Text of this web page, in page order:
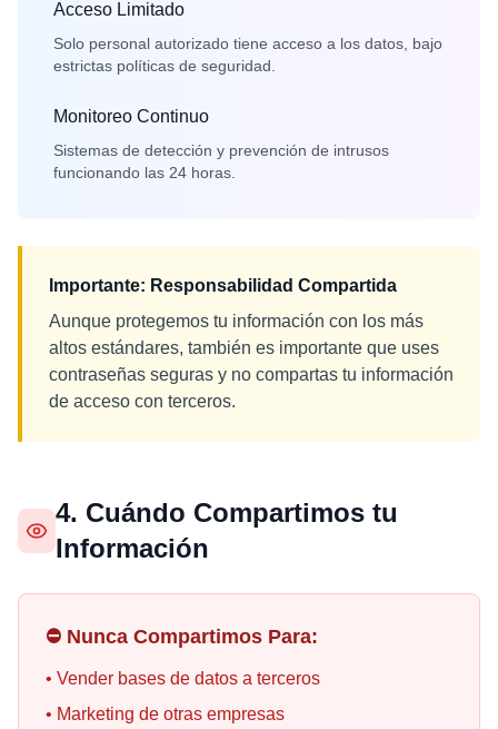
Acceso Limitado
Solo personal autorizado tiene acceso a los datos, bajo
estrictas políticas de seguridad.
Monitoreo Continuo
Sistemas de detección y prevención de intrusos
funcionando las 24 horas.
Importante: Responsabilidad Compartida
Aunque protegemos tu información con los más
altos estándares, también es importante que uses
contraseñas seguras y no compartas tu información
de acceso con terceros.
4. Cuándo Compartimos tu
Información
⛔ Nunca Compartimos Para:
• Vender bases de datos a terceros
• Marketing de otras empresas